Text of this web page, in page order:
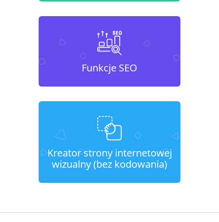
Funkcje SEO
Kreator strony internetowej
wizualny (bez kodowania)